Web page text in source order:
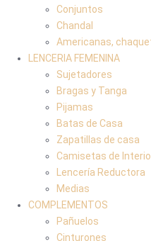
Conjuntos
Chandal
Americanas,
LENCERIA FEMENINA
Sujetadores
Bragas y Tanga
Pijamas
Batas de Casa
Zapatillas de casa
Camisetas de
Lencería Reductora
Medias
COMPLEMENTOS
Pañuelos
Cinturones